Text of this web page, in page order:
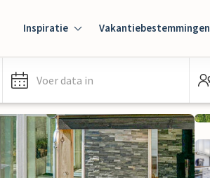
Inspiratie Vakantiebestemmingen
Voer data in